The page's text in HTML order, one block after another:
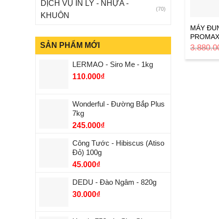
DỊCH VỤ IN LY - NHỰA -
KHUÔN
(70)
SẢN PHẨM MỚI
LERMAO - Siro Me - 1kg
110.000₫
Wonderful - Đường Bắp Plus
7kg
245.000₫
Công Tước - Hibiscus (Atiso
Đỏ) 100g
45.000₫
DEDU - Đào Ngâm - 820g
30.000₫
MÁY